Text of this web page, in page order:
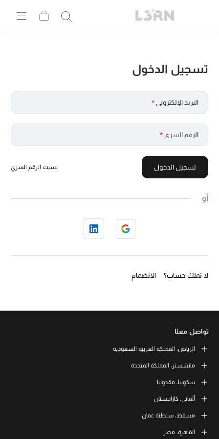
تسجيل الدخول
البريد الإلكتروني *
الرقم السري *
تسجيل الدخول نسيت الرقم السري
أو
لا تملك حساب؟ الانضمام
تواصل معنا
الرياض، المملكة العربية السعودية
LEORON Saudi Experts Institute for Training
طريق الملك فهد، حي الرحمانية، برج القمر، الطابق الثالث والعشرون، مبنى
+966 11 464 4865
مانشستر، المملكة المتحدة
L3RN New Skills Co.
Office No. 2, 34 Station Road
Urmston, Manchester, England M41 9JQ UK
+44 (0) 1615138133
سكوبيا، مقدونيا
L3RN dooel
Str. 20, No 82, Cucer-Sandevo 1000 Skopje, MKD
ألماتي، كازاخستان
LEORON Training and Development
Baizakov street, 280, office 3 050000 Almaty, KAZ
مسقط، سلطنة عمان
LEORON Training Institute
The Office 1991, Building No. 5341, Way No. 4560, Office No. 215, Al
القاهرة، مصر